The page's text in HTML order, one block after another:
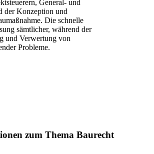
General- und
der Konzeption und
Die schnelle
sämtlicher, während der
und Verwertung von
Probleme.
zum Thema Baurecht